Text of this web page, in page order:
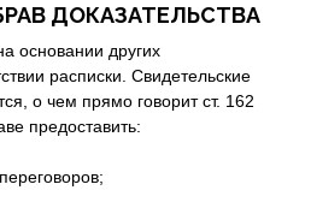
ДОКАЗАТЕЛЬСТВА
основании других
расписки. Свидетельские
о чем прямо говорит ст. 162
предоставить: